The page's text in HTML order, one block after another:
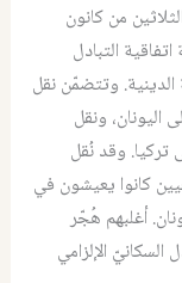
من كانون
اتفاقية التبادل
وتتضمّن نقل
اليونان، ونقل
تركيا. وقد نُقل
كانوا يعيشون في
أغلبهم هُجّر
الإلزامي